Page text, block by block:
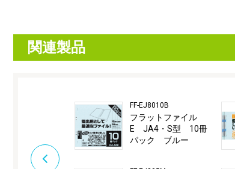
関連製品
FF-EJ8010B
フラットファイル
E JA4・S型 10冊
パック ブルー